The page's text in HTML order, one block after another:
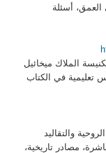
أسئلة
الملاك ميخائيل
في الكتاب
والتقاليد
مصادر تاريخية،